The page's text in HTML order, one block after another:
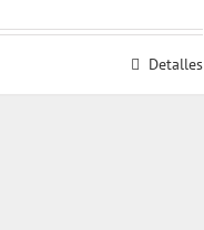
Detalles